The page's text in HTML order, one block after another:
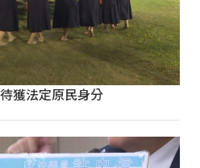
獲法定原民身分